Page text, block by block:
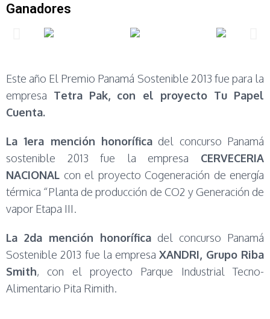
Ganadores
Este año El Premio Panamá Sostenible 2013 fue para la
empresa Tetra Pak, con el proyecto Tu Papel
Cuenta.
La 1era mención honorífica del concurso Panamá
sostenible 2013 fue la empresa CERVECERIA
NACIONAL con el proyecto Cogeneración de energía
térmica “Planta de producción de CO2 y Generación de
vapor Etapa III.
La 2da mención honorífica del concurso Panamá
Sostenible 2013 fue la empresaXANDRI, Grupo Riba
Smith, con el proyecto Parque Industrial Tecno-
Alimentario Pita Rimith.